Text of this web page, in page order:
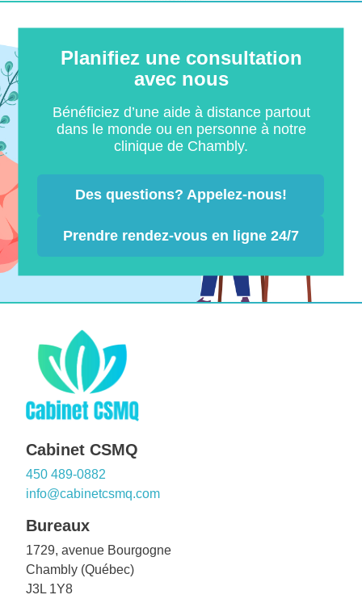
Planifiez une consultation
avec nous
Bénéficiez d’une aide à distance partout
dans le monde ou en personne à notre
clinique de Chambly.
Des questions? Appelez-nous!
Prendre rendez-vous en ligne 24/7
Cabinet CSMQ
450 489-0882
info@cabinetcsmq.com
Bureaux
1729, avenue Bourgogne
Chambly (Québec)
J3L 1Y8